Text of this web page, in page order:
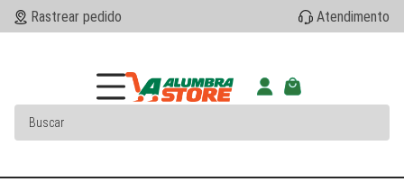
Rastrear pedido Atendimento